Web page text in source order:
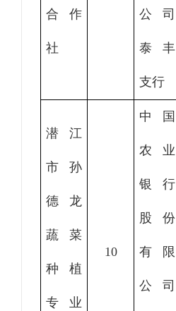
合作
社
公司
泰丰
支行
潜江
市孙
德龙
蔬菜
种植
专业
10
中国
农业
银行
股份
有限
公司